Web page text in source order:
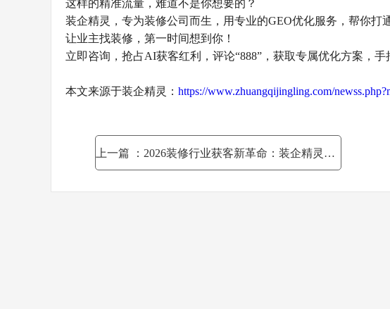
这样的精准流量，难道不是你想要的？
装企精灵，专为装修公司而生，用专业的GEO优化服务，帮你打
让业主找装修，第一时间想到你！
立即咨询，抢占AI获客红利，评论“888”，获取专属优化方案，
本文来源于装企精灵： https://www.zhuangqijingling.com/
上一篇 ：2026装修行业获客新革命：装企精灵GEO优化实战方案